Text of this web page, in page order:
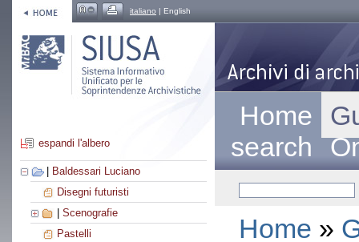
italiano | English
espandi l'albero
Baldessari Luciano
Disegni futuristi
Scenografie
Pastelli
Home
search
Home »